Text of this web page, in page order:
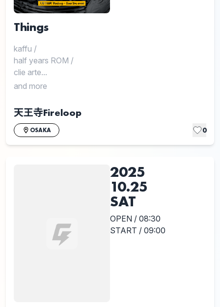
Things
kaffu /
half years ROM /
clie arte...
and more
天王寺Fireloop
OSAKA 0
2025
10.25
SAT
OPEN / 08:30
START / 09:00